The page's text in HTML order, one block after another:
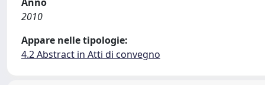
2010
Appare nelle tipologie:
4.2 Abstract in Atti di convegno